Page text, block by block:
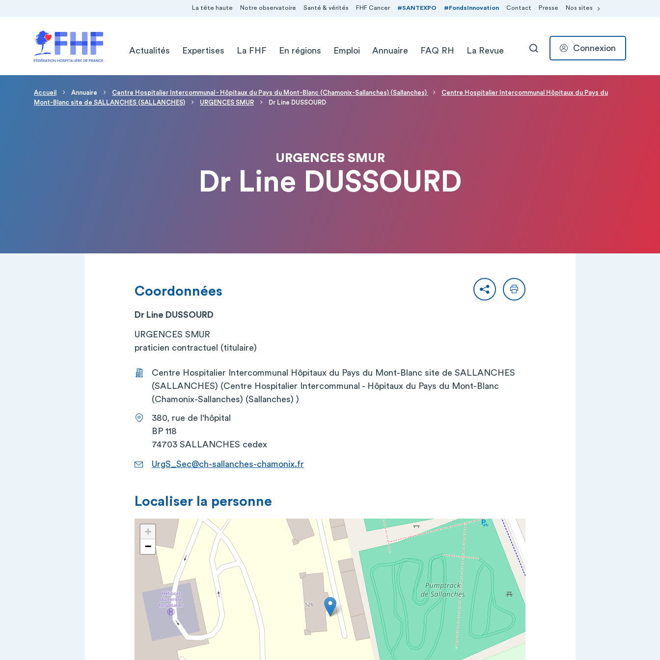
La tête haute Notre observatoire Santé & vérités FHF Cancer #SANTEXPO #FondsInnovation Contact Presse Nos sites
Actualités
Expertises La FHF En régions Emploi Annuaire FAQ RH La Revue RECHERCHER
Connexion
Fil d'Ariane
Accueil Annuaire Centre Hospitalier Intercommunal - Hôpitaux du Pays du Mont-Blanc (Chamonix-Sallanches) (Sallanches)
Centre Hospitalier Intercommunal Hôpitaux du Pays du
Mont-Blanc site de SALLANCHES (SALLANCHES)
URGENCES SMUR Dr Line DUSSOURD
URGENCES SMUR
Dr Line DUSSOURD
PartagerImprimer
Coordonnées
Dr Line DUSSOURD
URGENCES SMUR
praticien contractuel (titulaire)
Centre Hospitalier Intercommunal Hôpitaux du Pays du Mont-Blanc site de SALLANCHES
(SALLANCHES) (Centre Hospitalier Intercommunal - Hôpitaux du Pays du Mont-Blanc
(Chamonix-Sallanches) (Sallanches) )
380, rue de l'hôpital
BP 118
74703 SALLANCHES cedex
UrgS_Sec@ch-sallanches-chamonix.fr
Localiser la personne
+
−